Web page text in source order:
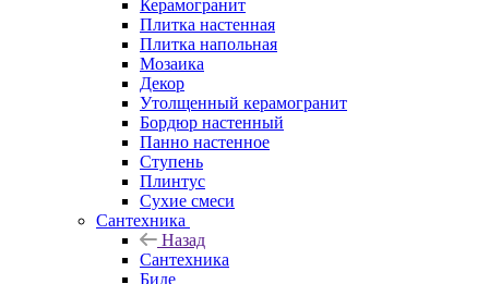
Керамогранит
Плитка настенная
Плитка напольная
Мозаика
Декор
Утолщенный керамогранит
Бордюр настенный
Панно настенное
Ступень
Плинтус
Сухие смеси
Сантехника
Назад
Сантехника
Биде